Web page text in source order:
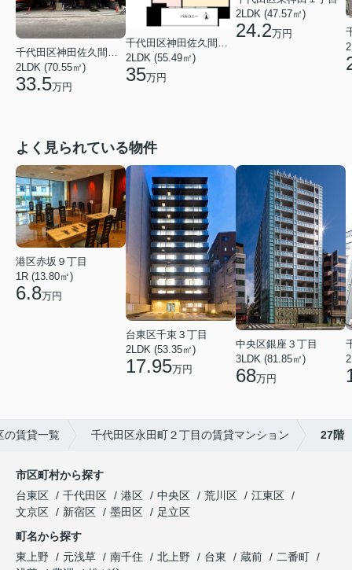
千代田区神田佐久間町３丁目
2LDK (70.55㎡)
33.5万円
千代田区神田佐久間町４丁目
2LDK (55.49㎡)
35万円
2LDK (47.57㎡)
24.2万円
よく見られている物件
港区赤坂９丁目
1R (13.80㎡)
6.8万円
台東区千束３丁目
2LDK (53.35㎡)
17.95万円
中央区銀座３丁目
3LDK (81.85㎡)
68万円
の賃貸一覧 千代田区永田町２丁目の賃貸マンション 27階
市区町村から探す
台東区
千代田区 港区 中央区 荒川区
江東区
文京区
新宿区 墨田区
足立区
町名から探す
東上野
元浅草 南千住 北上野 台東 蔵前
二番町